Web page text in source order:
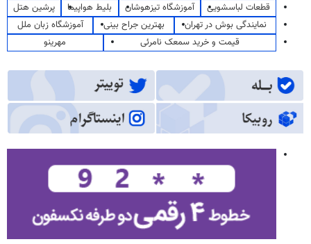
قطعات لباسشویی
آموزشگاه تیزهوشان بلیط هواپیما
پرشین هتل
نمایندگی بوش در تهران
بهترین جراح بینی
آموزشگاه زبان ملل
قیمت و خرید سمعک نامرئی
مهرینو